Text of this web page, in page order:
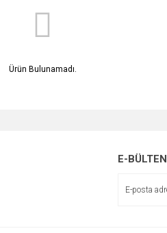
Ürün Bulunamadı.
E-BÜLTEN